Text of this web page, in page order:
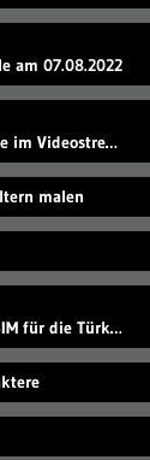
am 07.08.2022
Haldern Pop Festival Live-Mitschnitte im Videostream (2008-2019)
malen
Direkt nach Istanbul: deine Reise eSIM für die Türkei